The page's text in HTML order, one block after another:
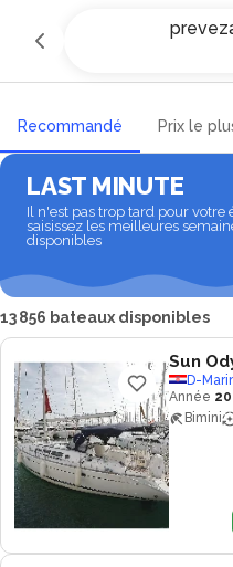
Location de
preveza et
Recommandé Prix le
LAST MINUTE
Il n'est pas trop tard pour votre
saisissez les meilleures
disponibles
13 856 bateaux disponibles
Sun
D-
Année
Bimini